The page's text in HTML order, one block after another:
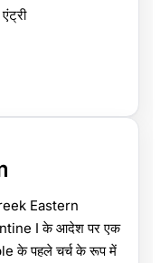
Eastern
I के आदेश पर एक
के पहले चर्च के रूप में